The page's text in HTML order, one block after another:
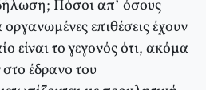
Πόσοι απ’ όσους
επιθέσεις έχουν
είναι το γεγονός ότι, ακόμα
έδρανο του